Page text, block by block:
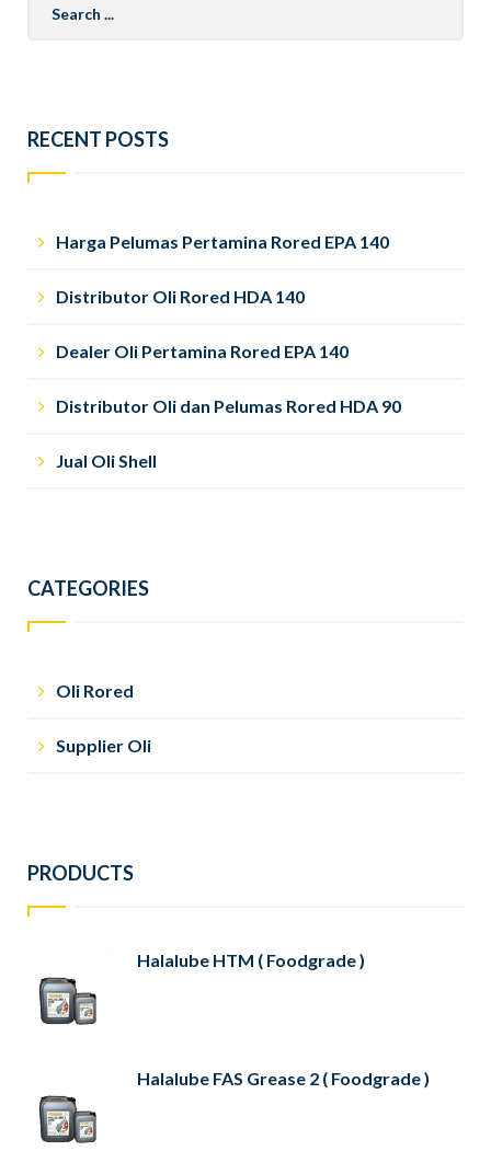
for:
RECENT POSTS
Harga Pelumas Pertamina Rored EPA 140
Distributor Oli Rored HDA 140
Dealer Oli Pertamina Rored EPA 140
Distributor Oli dan Pelumas Rored HDA 90
Jual Oli Shell
CATEGORIES
Oli Rored
Supplier Oli
PRODUCTS
Halalube HTM ( Foodgrade )
Halalube FAS Grease 2 ( Foodgrade )